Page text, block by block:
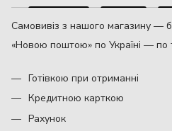
Самовивіз з нашого магазину —
«Новою поштою» по Україні — по
Готівкою при отриманні
Кредитною карткою
Рахунок